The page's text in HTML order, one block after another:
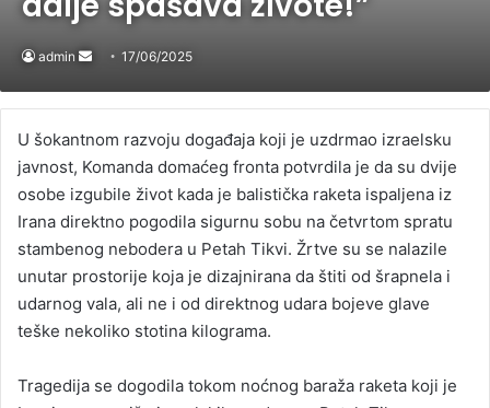
admin
Send
email
17/06/2025
U šokantnom razvoju događaja koji je uzdrmao izraelsku
javnost, Komanda domaćeg fronta potvrdila je da su dvije
osobe izgubile život kada je balistička raketa ispaljena iz
Irana direktno pogodila sigurnu sobu na četvrtom spratu
stambenog nebodera u Petah Tikvi. Žrtve su se nalazile
unutar prostorije koja je dizajnirana da štiti od šrapnela i
udarnog vala, ali ne i od direktnog udara bojeve glave
teške nekoliko stotina kilograma.
Tragedija se dogodila tokom noćnog baraža raketa koji je